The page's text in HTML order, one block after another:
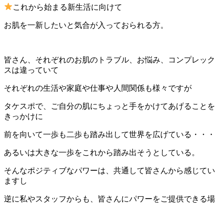
これから始まる新生活に向けて
お肌を一新したいと気合が入っておられる方。
皆さん、それぞれのお肌のトラブル、お悩み、コンプレック
スは違っていて
それぞれの生活や家庭や仕事や人間関係も様々ですが
タケスポで、ご自分の肌にちょっと手をかけてあげることを
きっかけに
前を向いて一歩も二歩も踏み出して世界を広げている・・・
あるいは大きな一歩をこれから踏み出そうとしている。
そんなポジティブなパワーは、共通して皆さんから感じてい
ますし
逆に私やスタッフからも、皆さんにパワーをご提供できる場